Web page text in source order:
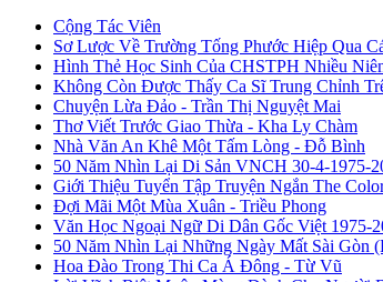
Cộng Tác Viên
Sơ Lược Về Trường Tống Phước Hiệp Qua
Hình Thẻ Học Sinh Của CHSTPH Nhiều
Không Còn Được Thấy Ca Sĩ Trung Chỉnh
Chuyện Lừa Đảo - Trần Thị Nguyệt Mai
Thơ Viết Trước Giao Thừa - Kha Ly Chàm
Nhà Văn An Khê Một Tấm Lòng - Đỗ Bình
50 Năm Nhìn Lại Di Sản VNCH 30-4-1975-
Giới Thiệu Tuyển Tập Truyện Ngắn The
Đợi Mãi Một Mùa Xuân - Triều Phong
Văn Học Ngoại Ngữ Di Dân Gốc Việt 1975-
50 Năm Nhìn Lại Những Ngày Mất Sài Gòn
Hoa Đào Trong Thi Ca Á Đông - Từ Vũ